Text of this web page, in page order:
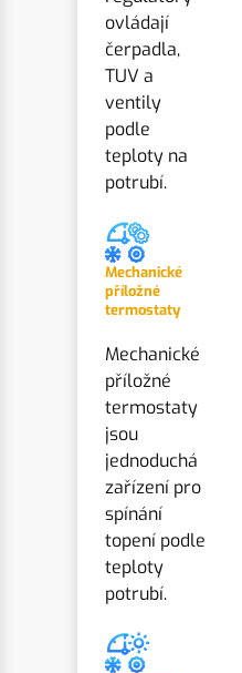
ovládají
čerpadla,
TUV a
ventily
podle
teploty na
potrubí.
Mechanické
příložné
termostaty
Mechanické
příložné
termostaty
jsou
jednoduchá
zařízení pro
spínání
topení podle
teploty
potrubí.